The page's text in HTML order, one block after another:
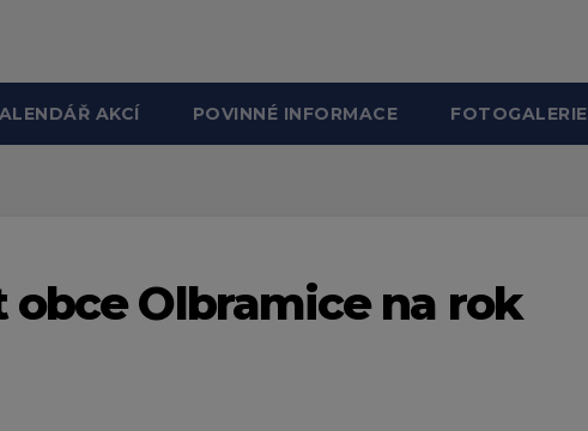
AKCÍ POVINNÉ INFORMACE FOTOGALERIE
Olbramice na rok